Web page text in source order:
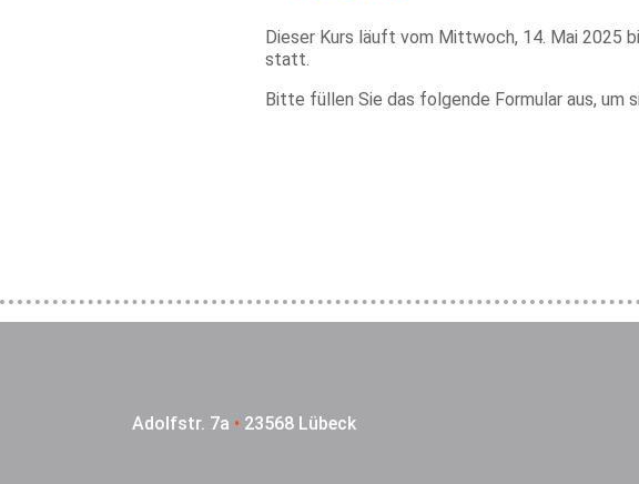
Dieser Kurs läuft vom Mittwoch, 14. Mai 2025
statt.
Bitte füllen Sie das folgende Formular aus, um
Adolfstr. 7a • 23568 Lübeck